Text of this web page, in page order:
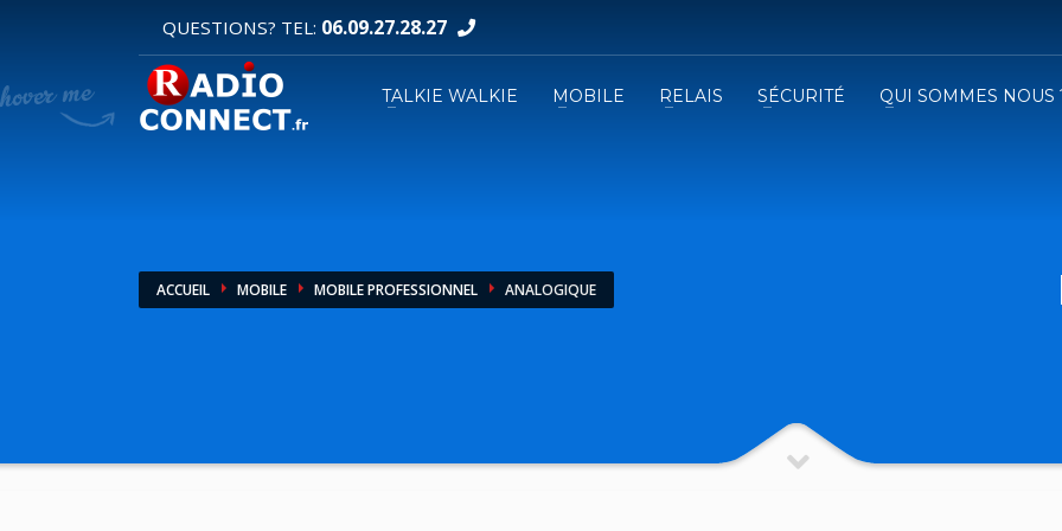
DEMANDE DE DEVIS
1 Sélectionnez vos produits.
QUESTIONS? TEL: 06.09.27.28.27
TALKIE WALKIE MOBILE RELAIS SÉCURITÉ QUI SOMMES NOUS
ACCUEIL MOBILE MOBILE PROFESSIONNEL ANALOGIQUE